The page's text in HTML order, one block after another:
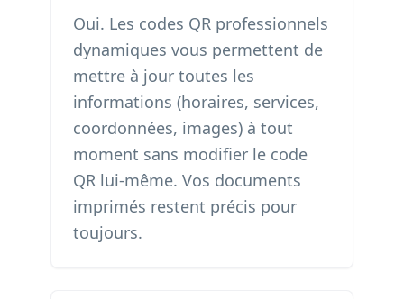
Oui. Les codes QR professionnels
dynamiques vous permettent de
mettre à jour toutes les
informations (horaires, services,
coordonnées, images) à tout
moment sans modifier le code
QR lui-même. Vos documents
imprimés restent précis pour
toujours.